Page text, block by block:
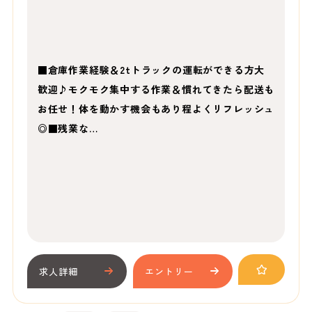
■倉庫作業経験＆2tトラックの運転ができる方大
歓迎♪モクモク集中する作業＆慣れてきたら配送も
お任せ！体を動かす機会もあり程よくリフレッシュ
◎■残業な…
求人詳細 エントリー